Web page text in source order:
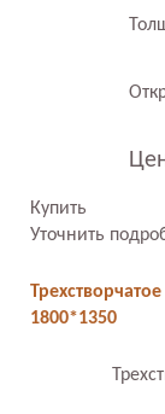
Купить
Уточнить
1800*1350